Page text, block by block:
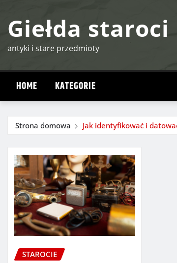
treściGiełda staroci
antyki i stare przedmioty
HOME KATEGORIE
Strona domowa Jak identyfikować i
STAROCIE